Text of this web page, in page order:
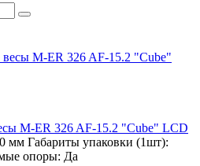
M-ER 326 AF-15.2 "Cube" LCD
мм Габариты упаковки (1шт):
опоры: Да